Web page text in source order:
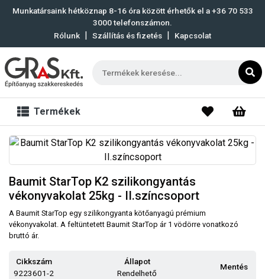
Munkatársaink hétköznap 8-16 óra között érhetők el a+36 70 533
3000telefonszámon.
Rólunk | Szállítás és fizetés | Kapcsolat
Termékek
Baumit StarTop K2 szilikongyantás
vékonyvakolat 25kg - II.színcsoport
A Baumit StarTop egy szilikongyanta kötőanyagú prémium
vékonyvakolat. A feltüntetett Baumit StarTop ár 1 vödörre vonatkozó
bruttó ár.
Cikkszám
9223601-2
Állapot
Rendelhető
Mentés